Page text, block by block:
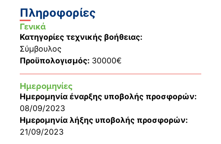
Πληροφορίες
Γενικά
Κατηγορίες τεχνικής βοήθειας:
Σύμβουλος
Προϋπολογισμός: 30000€
Ημερομηνίες
Ημερομηνία έναρξης υποβολής προσφορών:
08/09/2023
Ημερομηνία λήξης υποβολής προσφορών:
21/09/2023